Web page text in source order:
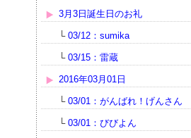
3月3日誕生日のお礼
└ 03/12：sumika
└ 03/15：雷蔵
2016年03月01日
└ 03/01：がんばれ！げんさん
└ 03/01：びびよん